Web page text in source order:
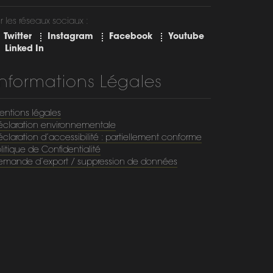
les réseaux sociaux :
Twitter
Instagram Facebook
Youtube
Linked In
Légales
légales
environnementale
d’accessibilité : partiellement conforme
de Confidentialité
d’export / suppression de données